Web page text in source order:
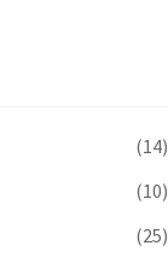
(14)
(10)
(25)